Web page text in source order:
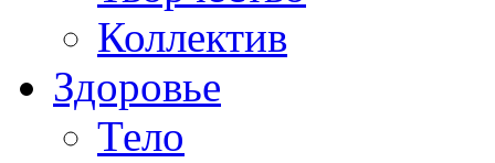
Коллектив
Здоровье
Тело